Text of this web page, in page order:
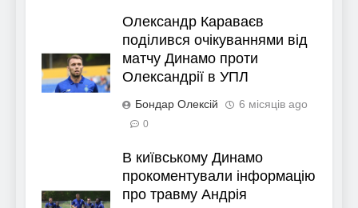
Олександр Караваєв
поділився очікуваннями від
матчу Динамо проти
Олександрії в УПЛ
Бондар Олексій 6 місяців ago
0
В київському Динамо
прокоментували інформацію
про травму Андрія